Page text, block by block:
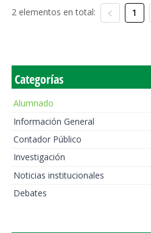
2 elementos en total: 1
Categorías
Alumnado
Información General
Contador Público
Investigación
Noticias institucionales
Debates